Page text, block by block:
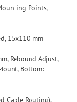
Points,
15x110 mm
Rebound Adjust,
Bottom:
Cable Routing),